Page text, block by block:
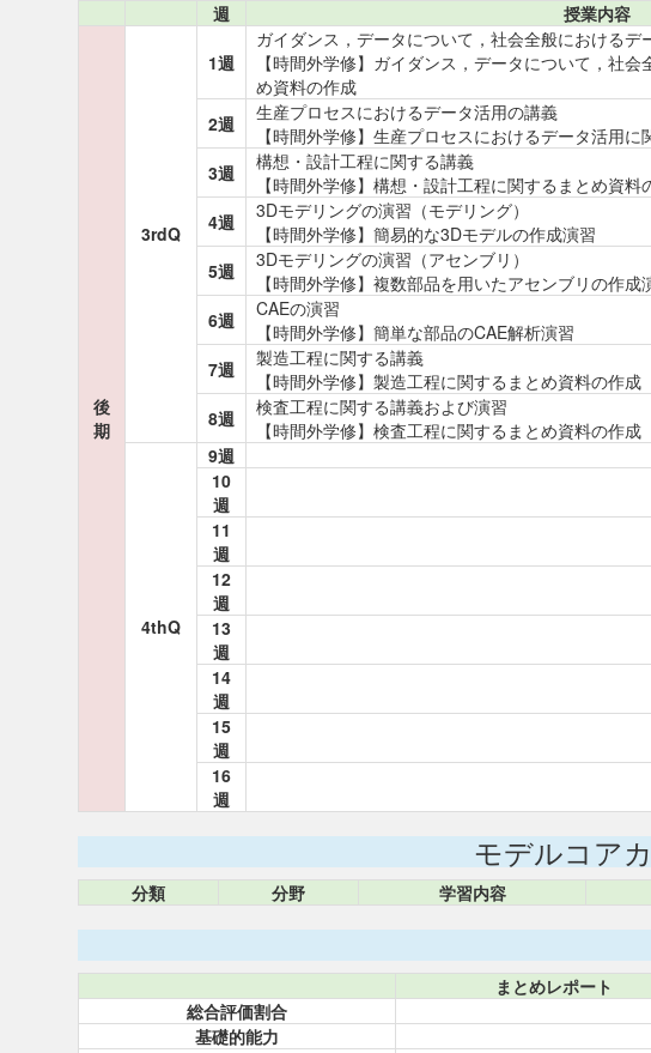
週 授業内容
後
期
3rdQ
1週
ガイダンス，データについて，社会全般におけるデ
【時間外学修】ガイダンス，データについて，社
め資料の作成
2週
生産プロセスにおけるデータ活用の講義
【時間外学修】生産プロセスにおけるデータ活用
3週
構想・設計工程に関する講義
【時間外学修】構想・設計工程に関するまとめ資料
4週
3Dモデリングの演習（モデリング）
【時間外学修】簡易的な3Dモデルの作成演習
5週
3Dモデリングの演習（アセンブリ）
【時間外学修】複数部品を用いたアセンブリの作成
6週
CAEの演習
【時間外学修】簡単な部品のCAE解析演習
7週
製造工程に関する講義
【時間外学修】製造工程に関するまとめ資料の作成
8週
検査工程に関する講義および演習
【時間外学修】検査工程に関するまとめ資料の作成
4thQ
9週
10
週
11
週
12
週
13
週
14
週
15
週
16
週
モデルコア
分類 分野 学習内容
まとめレポート
総合評価割合
基礎的能力